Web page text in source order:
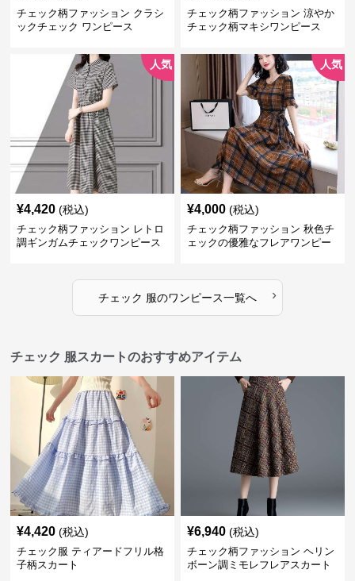
チェック柄ファッション クラシ
ックチェック ワンピース
チェック柄ファッション 涼やか
チェック柄マキシワンピース
人気
¥4,420 (税込)
チェック柄ファッション レトロ
調ギンガムチェックワンピース
人気
¥4,000 (税込)
チェック柄ファッション 秋色チ
ェックの優雅なフレアワンピー
チェック 服のワンピース一覧へ ›
チェック 服スカートのおすすめアイテム
¥4,420 (税込)
チェック服 ティアードフリル格
子柄スカート
¥6,940 (税込)
チェック柄ファッション ヘリン
ボーン調ミモレフレアスカート